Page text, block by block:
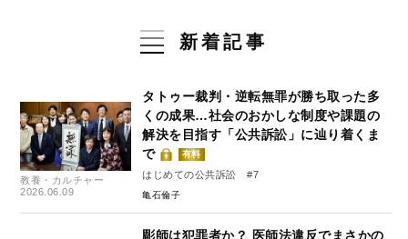
新着記事
教養・カルチャー
2026.06.09
タトゥー裁判・逆転無罪が勝ち取った多
くの成果…社会のおかしな制度や課題の
解決を目指す「公共訴訟」に辿り着くま
で
有料
はじめての公共訴訟 #7
亀石倫子
彫師は犯罪者か？ 医師法違反でまさかの